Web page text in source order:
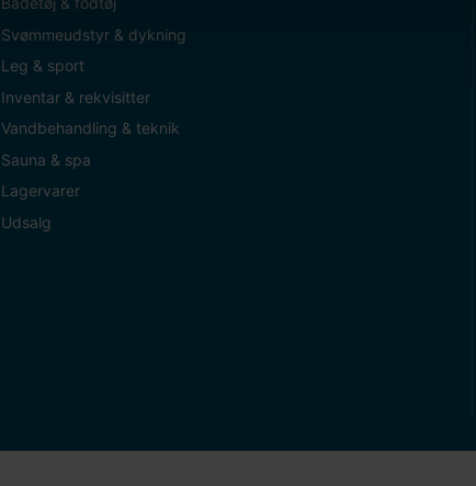
Svømmeudstyr & dykning
Leg & sport
Inventar & rekvisitter
Vandbehandling & teknik
Sauna & spa
Lagervarer
Udsalg